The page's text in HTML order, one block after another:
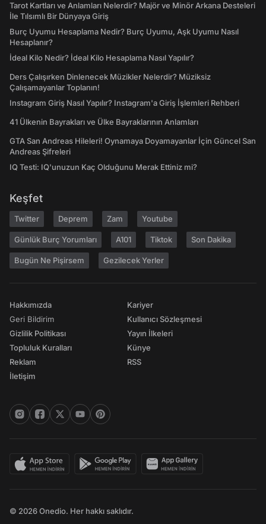
Tarot Kartları ve Anlamları Nelerdir? Majör ve Minör Arkana Desteleri
İle Tılsımlı Bir Dünyaya Giriş
Burç Uyumu Hesaplama Nedir? Burç Uyumu, Aşk Uyumu Nasıl
Hesaplanır?
İdeal Kilo Nedir? İdeal Kilo Hesaplama Nasıl Yapılır?
Ders Çalışırken Dinlenecek Müzikler Nelerdir? Müziksiz
Çalışamayanlar Toplanın!
Instagram Giriş Nasıl Yapılır? Instagram'a Giriş İşlemleri Rehberi
41 Ülkenin Bayrakları ve Ülke Bayraklarının Anlamları
GTA San Andreas Hileleri! Oynamaya Doyamayanlar İçin Güncel San
Andreas Şifreleri
IQ Testi: IQ'unuzun Kaç Olduğunu Merak Ettiniz mi?
Keşfet
Twitter Deprem Zam Youtube
Günlük Burç Yorumları A101 Tiktok Son Dakika
Bugün Ne Pişirsem Gezilecek Yerler
Hakkımızda
Geri Bildirim
Gizlilik Politikası
Topluluk Kuralları
Reklam
İletişim
Kariyer
Kullanıcı Sözleşmesi
Yayın İlkeleri
Künye
RSS
© 2026 Onedio. Her hakkı saklıdır.